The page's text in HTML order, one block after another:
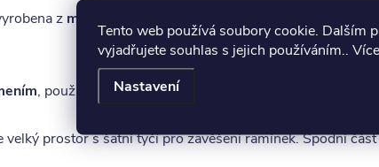
Tento web používá soubory cookie. Dalším
vyjadřujete souhlas s jejich používáním..
Nastavení
z masivního buku cink
, který je povrchově
, použité na dvířkách a v pojezdech zásuvek.
prostor s šatní tyčí pro zavěšení ramínek. Spodní